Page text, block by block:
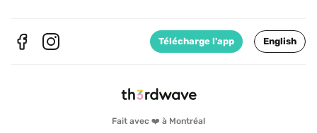
Fait avec ❤️ à Montréal
Télécharge l'app English